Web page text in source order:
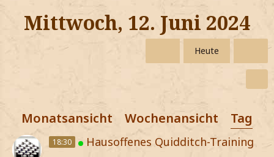
Hogwarts
Zauberwelt
Jetzt Fanclub-Mitglied werden!
Mittwoch, 12. Juni 2024
Heute
Monatsansicht Wochenansicht
18:30 Hausoffenes Quidditch-Training